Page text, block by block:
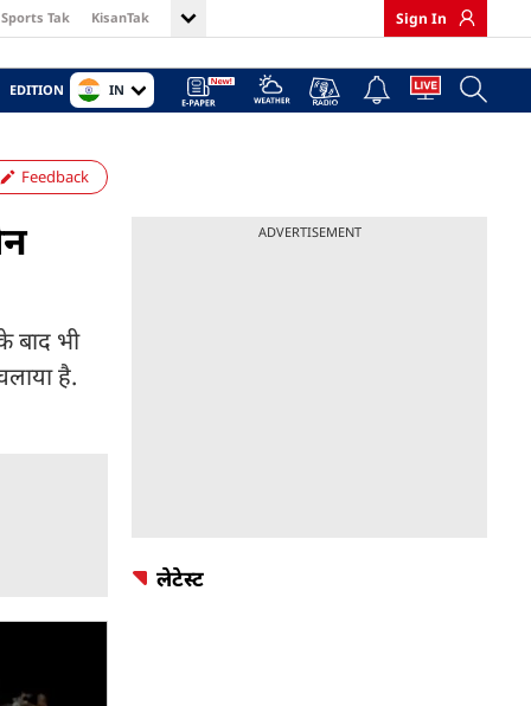
Sports Tak KisanTak Sign In
EDITION IN
Feedback
बाद भी
है.
ADVERTISEMENT
लेटेस्ट